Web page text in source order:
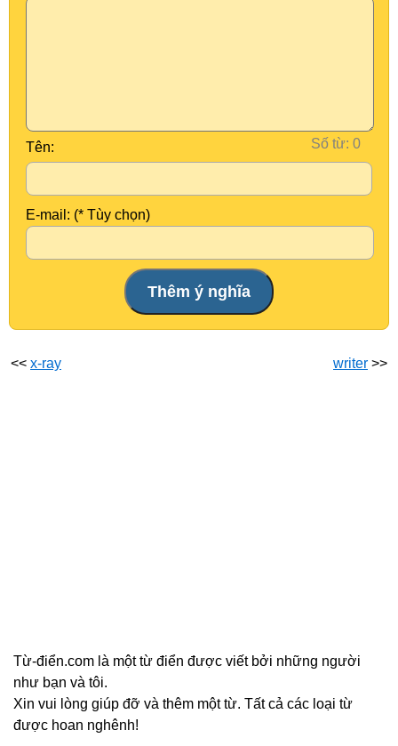
Số từ:
Tên:
E-mail: (* Tùy chọn)
<< x-ray writer >>
Từ-điển.com là một từ điển được viết bởi những người
như bạn và tôi.
Xin vui lòng giúp đỡ và thêm một từ. Tất cả các loại từ
được hoan nghênh!